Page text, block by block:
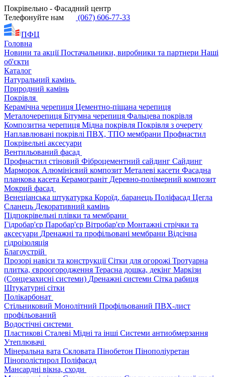
Покрівельно - Фасадний центр
Телефонуйте нам
(067) 606-77-33
ПФЦ
Головна
Новини та акціїПостачальники, виробники та партнери Наші
об'єкти
Каталог
Натуральний камінь
Природний камінь
Покрівля
Керамічна черепиця Цементно-піщана черепиця
Металочерепиця Бітумна черепиця Фальцева покрівля
Композитна черепиця Мідна покрівля Покрівля з очерету
Наплавлювані покрівлі ПВХ, ТПО мембрани Профнастил
Покрівельні аксесуари
Вентильований фасад
Профнастил стіновий Фіброцементний сайдинг Сайдинг
Марморок Алюмінієвий композит Металеві касети Фасадна
планкова касета Керамограніт Деревно-полімерний композит
Мокрий фасад
Венеціанська штукатурка Короїд, баранець Поліфасад Цегла
Сланець Декоративний камінь
Підпокрівельні плівки та мембрани
Гідробар'єр Паробар'єр Вітробар'єр Монтажні стрічки та
аксесуари Дренажні та профільовані мембрани Відсічна
гідроізоляція
Благоустрій
Прозорі навіси та конструкціїСітки для огорожі Тротуарна
плитка, євроогородження Терасна дошка, декінг Маркізи
(Сонцезахисні системи) Дренажні системи Сітка рабиця
Штукатурні сітки
Полікарбонат
Стільниковий Монолітний Профільований ПВХ-лист
профільований
Водостічні системи
Пластикові Сталеві Мідні та інші Системи антиобмерзання
Утеплювачі
Мінеральна вата Скловата Пінобетон Пінополіуретан
Пінополістирол Поліфасад
Мансардні вікна, сходи